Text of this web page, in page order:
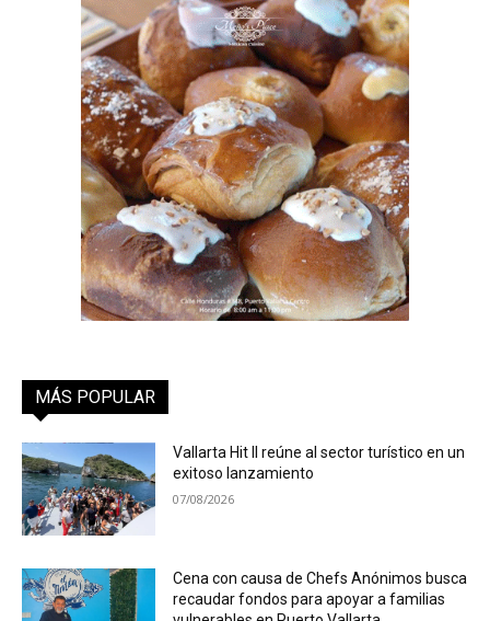
MÁS POPULAR
Vallarta Hit II reúne al sector turístico en un
exitoso lanzamiento
07/08/2026
Cena con causa de Chefs Anónimos busca
recaudar fondos para apoyar a familias